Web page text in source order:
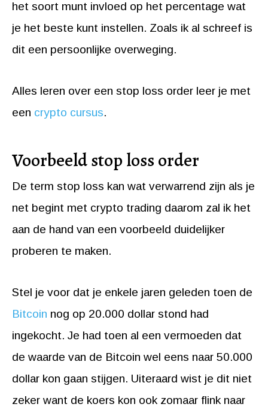
het soort munt invloed op het percentage wat
je het beste kunt instellen. Zoals ik al schreef is
dit een persoonlijke overweging.
Alles leren over een stop loss order leer je met
een crypto cursus.
Voorbeeld stop loss order
De term stop loss kan wat verwarrend zijn als je
net begint met crypto trading daarom zal ik het
aan de hand van een voorbeeld duidelijker
proberen te maken.
Stel je voor dat je enkele jaren geleden toen de
Bitcoin nog op 20.000 dollar stond had
ingekocht. Je had toen al een vermoeden dat
de waarde van de Bitcoin wel eens naar 50.000
dollar kon gaan stijgen. Uiteraard wist je dit niet
zeker want de koers kon ook zomaar flink naar